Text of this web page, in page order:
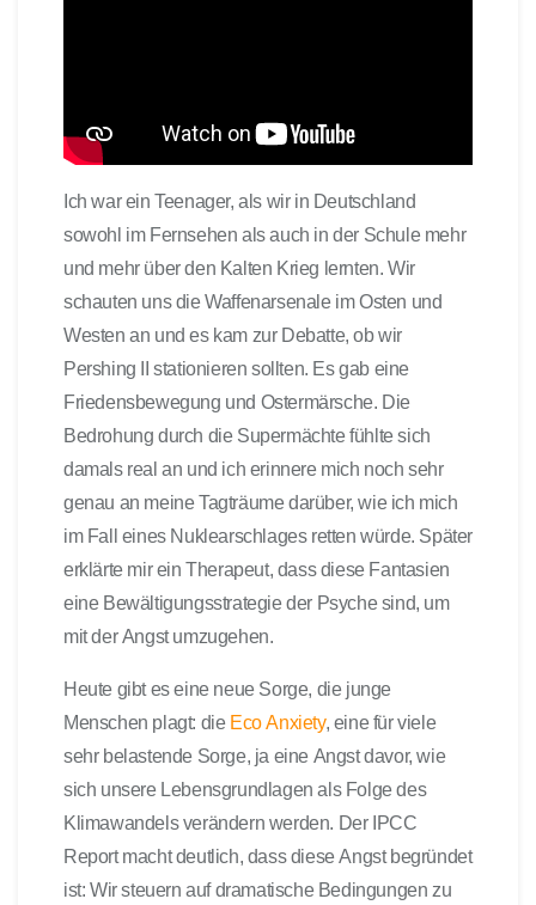
Ich war ein Teenager, als wir in Deutschland
sowohl im Fernsehen als auch in der Schule mehr
und mehr über den Kalten Krieg lernten. Wir
schauten uns die Waffenarsenale im Osten und
Westen an und es kam zur Debatte, ob wir
Pershing II stationieren sollten. Es gab eine
Friedensbewegung und Ostermärsche. Die
Bedrohung durch die Supermächte fühlte sich
damals real an und ich erinnere mich noch sehr
genau an meine Tagträume darüber, wie ich mich
im Fall eines Nuklearschlages retten würde. Später
erklärte mir ein Therapeut, dass diese Fantasien
eine Bewältigungsstrategie der Psyche sind, um
mit der Angst umzugehen.
Heute gibt es eine neue Sorge, die junge
Menschen plagt: dieEco Anxiety, eine für viele
sehr belastende Sorge, ja eine Angst davor, wie
sich unsere Lebensgrundlagen als Folge des
Klimawandels verändern werden. Der IPCC
Report macht deutlich, dass diese Angst begründet
ist: Wir steuern auf dramatische Bedingungen zu